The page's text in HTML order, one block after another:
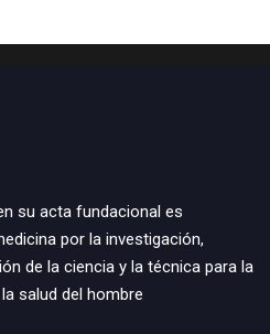
su acta fundacional es
por la investigación,
de la ciencia y la técnica para la
salud del hombre